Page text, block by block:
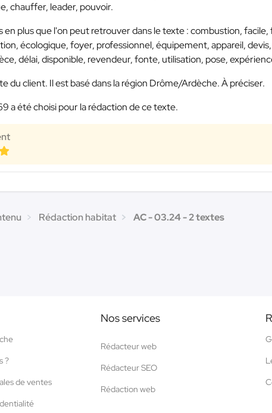
chauffer, leader, pouvoir.
en plus que l'on peut retrouver dans le texte : combustion,
écologique, foyer, professionnel, équipement, appareil,
délai, disponible, revendeur, fonte, utilisation, pose,
du client. Il est basé dans la région Drôme/Ardèche. À préciser.
a été choisi pour la rédaction de ce texte.
Rédaction habitat AC - 03.24 - 2 textes
?
de ventes
Nos services
Rédacteur web
Rédacteur SEO
Rédaction web